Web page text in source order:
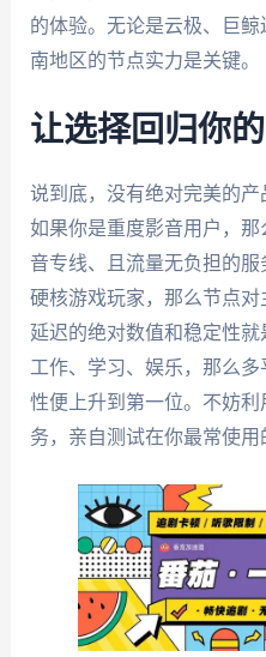
的体验。无论是云极、巨
南地区的节点实力是关键。
让选择回归你
说到底，没有绝对完美的产
如果你是重度影音用户，
音专线、且流量无负担的
硬核游戏玩家，那么节点对
延迟的绝对数值和稳定性
工作、学习、娱乐，那么
性便上升到第一位。不妨
务，亲自测试在你最常使用